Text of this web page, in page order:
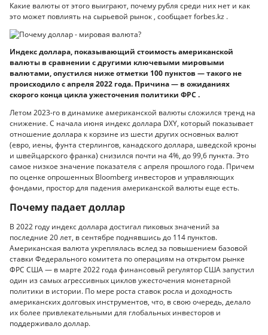
Какие валюты от этого выиграют, почему рубля среди них нет и как
это может повлиять на сырьевой рынок , сообщает forbes.kz .
Индекс доллара, показывающий стоимость американской
валюты в сравнении с другими ключевыми мировыми
валютами, опустился ниже отметки 100 пунктов — такого не
происходило с апреля 2022 года. Причина — в ожиданиях
скорого конца цикла ужесточения политики ФРС .
Летом 2023-го в динамике американской валюты сложился тренд на
снижение. С начала июня индекс доллара DXY, который показывает
отношение доллара к корзине из шести других основных валют
(евро, иены, фунта стерлингов, канадского доллара, шведской кроны
и швейцарского франка) снизился почти на 4%, до 99,6 пункта. Это
самое низкое значение показателя с апреля прошлого года. Причем
по оценке опрошенных Bloomberg инвесторов и управляющих
фондами, простор для падения американской валюты еще есть.
Почему падает доллар
В 2022 году индекс доллара достигал пиковых значений за
последние 20 лет, в сентябре поднявшись до 114 пунктов.
Американская валюта укреплялась вслед за повышением базовой
ставки Федерального комитета по операциям на открытом рынке
ФРС США — в марте 2022 года финансовый регулятор США запустил
один из самых агрессивных циклов ужесточения монетарной
политики в истории. По мере роста ставок росла и доходность
американских долговых инструментов, что, в свою очередь, делало
их более привлекательными для глобальных инвесторов и
поддерживало доллар.